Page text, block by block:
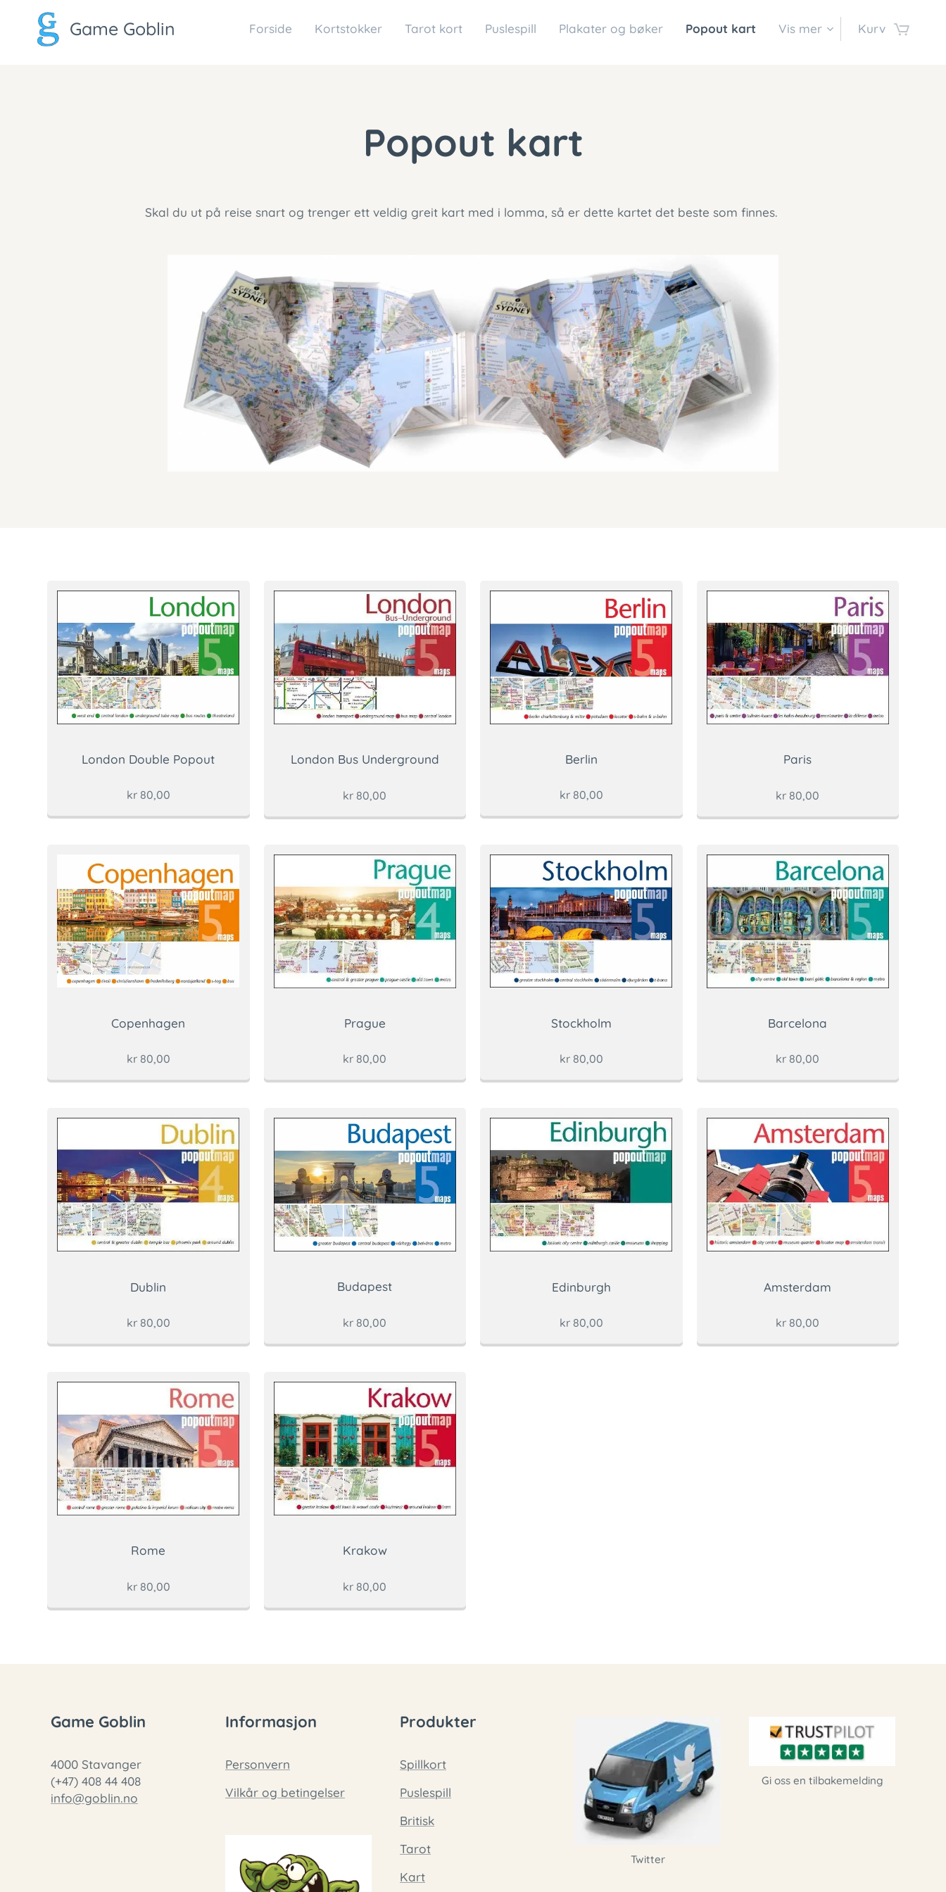
Game Goblin Forside Kortstokker Tarot kort Puslespill Plakater og bøker Popout kart Vis mer Kurv
Popout kart
Skal du ut på reise snart og trenger ett veldig greit kart med i lomma, så er dette kartet det beste som finnes.
London Double Popout
kr 80,00
London Bus Underground
kr 80,00
Berlin
kr 80,00
Paris
kr 80,00
Copenhagen
kr 80,00
Prague
kr 80,00
Stockholm
kr 80,00
Barcelona
kr 80,00
Dublin
kr 80,00
Budapest
kr 80,00
Edinburgh
kr 80,00
Amsterdam
kr 80,00
Rome
kr 80,00
Krakow
kr 80,00
Game Goblin
4000 Stavanger
(+47) 408 44 408
info@goblin.no
Informasjon
Personvern
Vilkår og betingelser
Produkter
Spillkort
Puslespill
Britisk
Tarot
Kart
Twitter
Gi oss en tilbakemelding